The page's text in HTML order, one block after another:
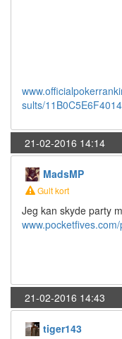
sults/
21-02-2016 14:14
MadsMP
Gult kort
Jeg kan skyde party
21-02-2016 14:43
tiger143